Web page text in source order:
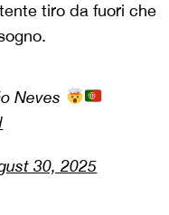
tiro da fuori che
Neves
30, 2025